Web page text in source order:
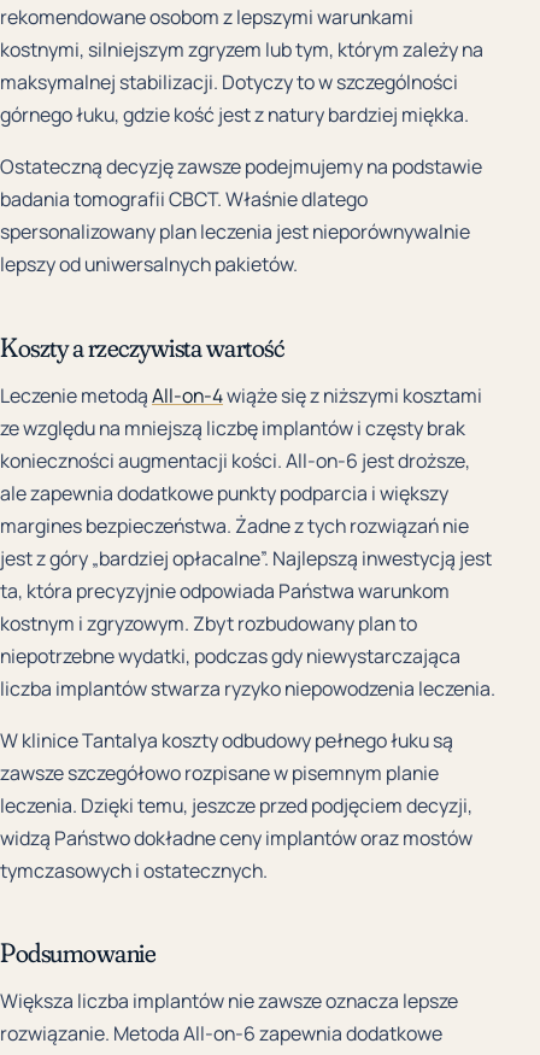
rekomendowane osobom z lepszymi warunkami
kostnymi, silniejszym zgryzem lub tym, którym zależy na
maksymalnej stabilizacji. Dotyczy to w szczególności
górnego łuku, gdzie kość jest z natury bardziej miękka.
Ostateczną decyzję zawsze podejmujemy na podstawie
badania tomografii CBCT. Właśnie dlatego
spersonalizowany plan leczenia jest nieporównywalnie
lepszy od uniwersalnych pakietów.
Koszty a rzeczywista wartość
Leczenie metodąAll-on-4wiąże się z niższymi kosztami
ze względu na mniejszą liczbę implantów i częsty brak
konieczności augmentacji kości. All-on-6 jest droższe,
ale zapewnia dodatkowe punkty podparcia i większy
margines bezpieczeństwa. Żadne z tych rozwiązań nie
jest z góry „bardziej opłacalne”. Najlepszą inwestycją jest
ta, która precyzyjnie odpowiada Państwa warunkom
kostnym i zgryzowym. Zbyt rozbudowany plan to
niepotrzebne wydatki, podczas gdy niewystarczająca
liczba implantów stwarza ryzyko niepowodzenia leczenia.
W klinice Tantalya koszty odbudowy pełnego łuku są
zawsze szczegółowo rozpisane w pisemnym planie
leczenia. Dzięki temu, jeszcze przed podjęciem decyzji,
widzą Państwo dokładne ceny implantów oraz mostów
tymczasowych i ostatecznych.
Podsumowanie
Większa liczba implantów nie zawsze oznacza lepsze
rozwiązanie. Metoda All-on-6 zapewnia dodatkowe